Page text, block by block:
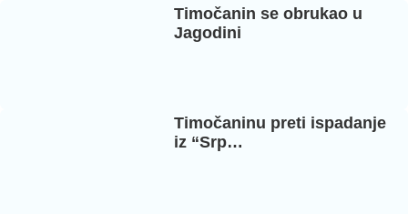
Timočanin se obrukao u
Jagodini
Timočaninu preti ispadanje
iz “Srp…